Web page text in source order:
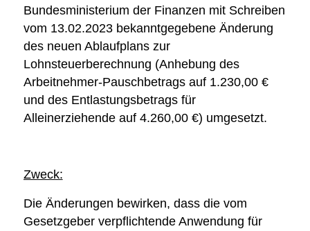
Bundesministerium der Finanzen mit Schreiben
vom 13.02.2023 bekanntgegebene Änderung
des neuen Ablaufplans zur
Lohnsteuerberechnung (Anhebung des
Arbeitnehmer-Pauschbetrags auf 1.230,00 €
und des Entlastungsbetrags für
Alleinerziehende auf 4.260,00 €) umgesetzt.
Zweck:
Die Änderungen bewirken, dass die vom
Gesetzgeber verpflichtende Anwendung für